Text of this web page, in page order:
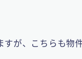
が、こちらも物